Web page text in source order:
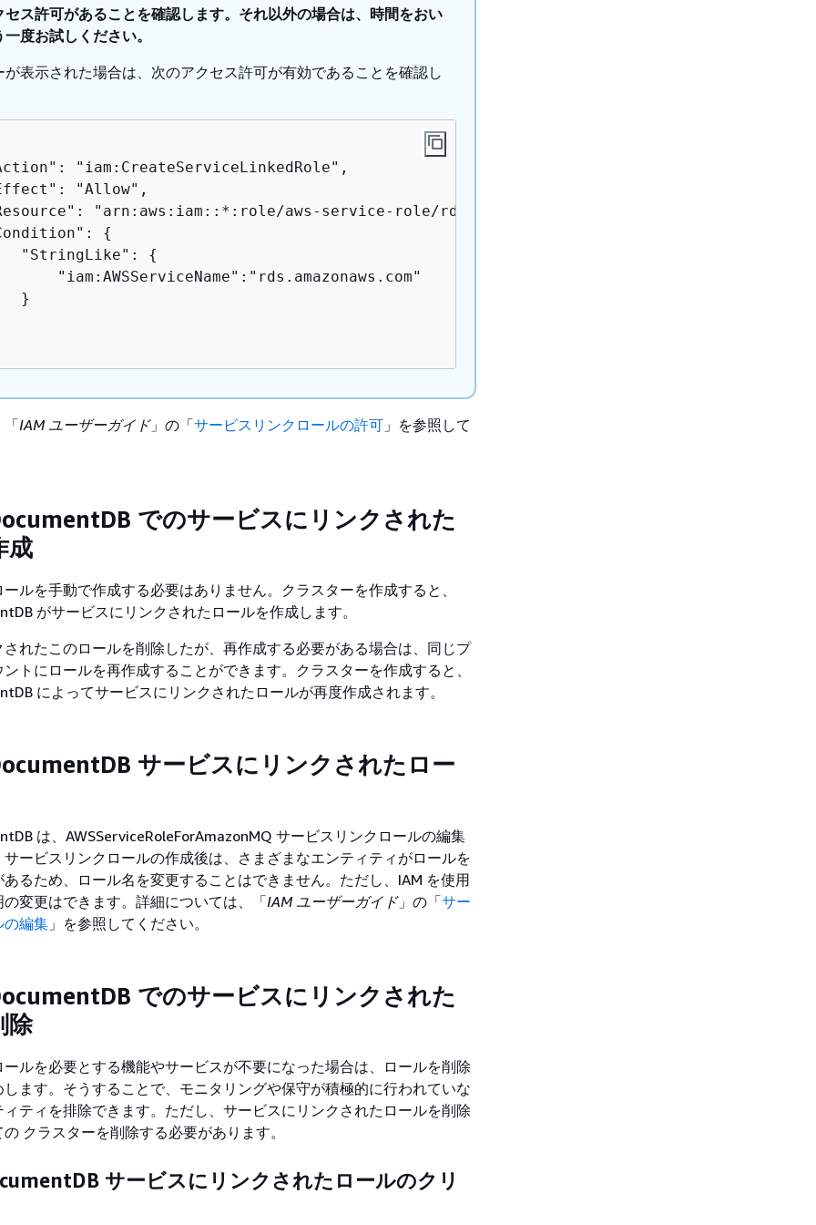
セス許可があることを確認します。それ以外の場合は、時間をおい
度お試しください。
が表示された場合は、次のアクセス許可が有効であることを確認し
"iam:CreateServiceLinkedRole",
"Allow",
"arn:aws:iam::*:role/aws-service-role/rds.amazonaws.com/AWSServiceRoleForRDS",
{
"StringLike":
{
"iam:AWSServiceName":"rds.amazonaws.com"
}
「IAM ユーザーガイド」の「サービスリンクロールの許可 」を参照して
でのサービスにリンクされた
成
ルを手動で作成する必要はありません。クラスターを作成すると、
がサービスにリンクされたロールを作成します。
れたこのロールを削除したが、再作成する必要がある場合は、同じプ
トにロールを再作成することができます。クラスターを作成すると、
によってサービスにリンクされたロールが再度作成されます。
サービスにリンクされたロー
は、AWSServiceRoleForAmazonMQ サービスリンクロールの編集
ービスリンクロールの作成後は、さまざまなエンティティがロールを
るため、ロール名を変更することはできません。ただし、IAM を使用
変更はできます。詳細については、「IAM ユーザーガイド」の「サー
の編集 」を参照してください。
でのサービスにリンクされた
除
ルを必要とする機能やサービスが不要になった場合は、ロールを削除
ます。そうすることで、モニタリングや保守が積極的に行われていな
ティを排除できます。ただし、サービスにリンクされたロールを削除
クラスターを削除する必要があります。
サービスにリンクされたロールのクリ